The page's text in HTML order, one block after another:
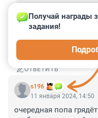
28 марта 2024,
Речь идет не о
отечественных
ОТВЕТИТЬ
s196
Получай награды
задания!
11 января 2024, 14:50
очередная попа